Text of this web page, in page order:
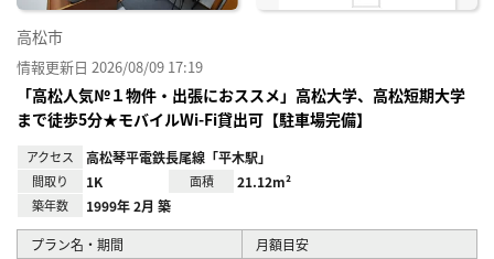
高松市
情報更新日 2026/08/09 17:19
「高松人気№１物件・出張におススメ」高松大学、高松短期大学
まで徒歩5分★モバイルWi-Fi貸出可【駐車場完備】
アクセス 高松琴平電鉄長尾線「平木駅」
間取り 1K 面積 21.12m²
築年数 1999年 2月 築
プラン名・期間 月額目安